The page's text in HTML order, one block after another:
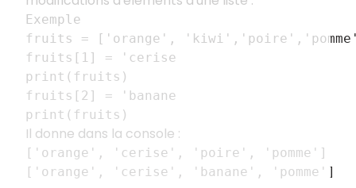
Exemple
fruits = ['orange',
fruits[1] = 'cerise
print(fruits)
fruits[2] = 'banane
print(fruits)
Il donne dans la console :
['orange', 'cerise', 'poire', 'pomme']
['orange', 'cerise', 'banane', 'pomme']